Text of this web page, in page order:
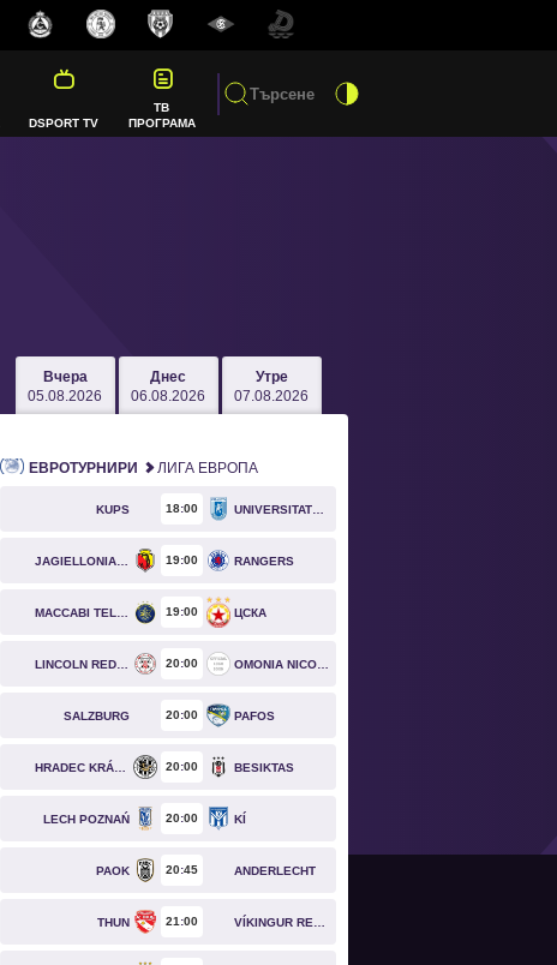
DSPORT TV
ТВ
ПРОГРАМА
Вчера
05.08.2026
Днес
06.08.2026
Утре
07.08.2026
ЕВРОТУРНИРИ ЛИГА ЕВРОПА
KUPS 18 00
19 00 RANGERS
19 00 ЦСКА
20 00
SALZBURG 20 00 PAFOS
20 00 BESIKTAS
LECH POZNAŃ 20 00 KÍ
PAOK 20 45 ANDERLECHT
THUN 21 00